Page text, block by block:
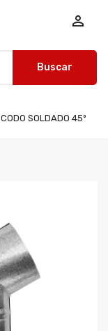

Buscar
CODO SOLDADO 45º